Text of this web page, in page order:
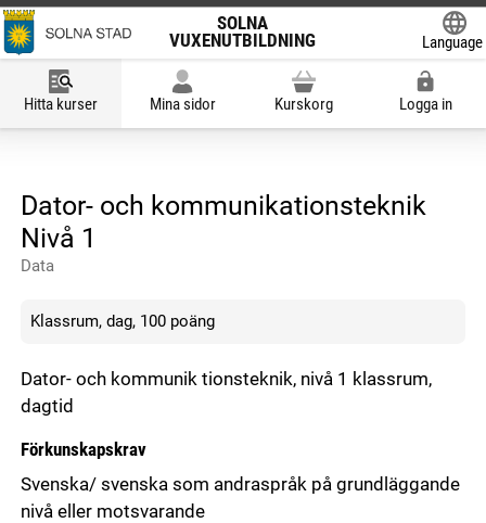
SOLNA
VUXENUTBILDNING
Language
Hitta kurser Mina sidor Kurskorg Logga in
Dator- och kommunikationsteknik
Nivå 1
Data
Klassrum, dag, 100 poäng
Dator- och kommunik tionsteknik, nivå 1 klassrum,
dagtid
Förkunskapskrav
Svenska/ svenska som andraspråk på grundläggande
nivå eller motsvarande